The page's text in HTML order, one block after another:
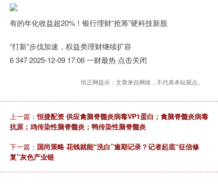
有的年化收益超20%！银行理财“抢筹”硬科技新股
“打新”步伐加速，权益类理财继续扩容
6 347 2025-12-09 17:06 一财最热 点击关闭
恒正网提示：文章来自网络，不代表本站观点。
上一篇：恒捷配资 供应禽脑脊髓炎病毒VP1蛋白；禽脑脊髓炎病毒
抗原；鸡传染性脑脊髓炎；鸭传染性脑脊髓炎
下一篇： 国尚策略 花钱就能“洗白”逾期记录？记者起底“征信修
复”灰色产业链